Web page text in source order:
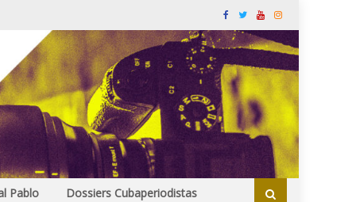
Pablo Dossiers Cubaperiodistas